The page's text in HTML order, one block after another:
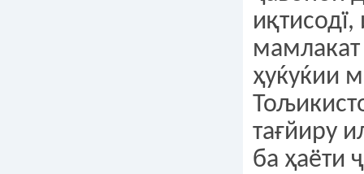
ҳуќуќии
тағйиру
ба ҳаёти